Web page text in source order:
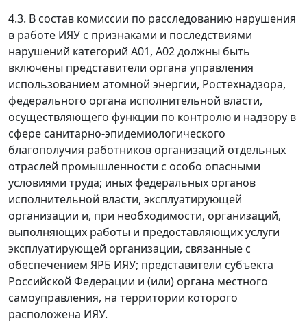
4.3. В состав комиссии по расследованию нарушения
в работе ИЯУ с признаками и последствиями
нарушений категорий А01, А02 должны быть
включены представители органа управления
использованием атомной энергии, Ростехнадзора,
федерального органа исполнительной власти,
осуществляющего функции по контролю и надзору в
сфере санитарно-эпидемиологического
благополучия работников организаций отдельных
отраслей промышленности с особо опасными
условиями труда; иных федеральных органов
исполнительной власти, эксплуатирующей
организации и, при необходимости, организаций,
выполняющих работы и предоставляющих услуги
эксплуатирующей организации, связанные с
обеспечением ЯРБ ИЯУ; представители субъекта
Российской Федерации и (или) органа местного
самоуправления, на территории которого
расположена ИЯУ.